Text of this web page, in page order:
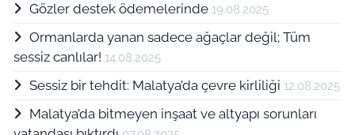
Gözler destek ödemelerinde 19.08.2025
Ormanlarda yanan sadece ağaçlar değil; Tüm
sessiz canlılar! 14.08.2025
Sessiz bir tehdit: Malatya’da çevre kirliliği 12.08.2025
Malatya’da bitmeyen inşaat ve altyapı sorunları